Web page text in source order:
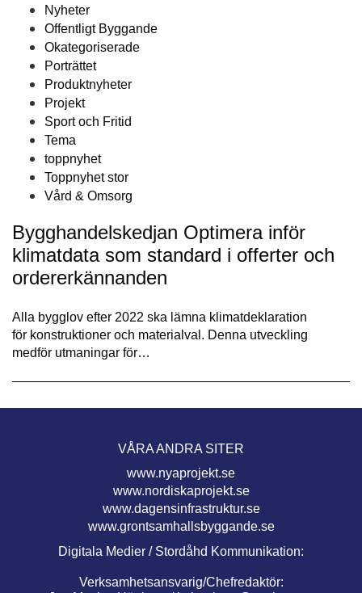
Nyheter
Offentligt Byggande
Okategoriserade
Porträttet
Produktnyheter
Projekt
Sport och Fritid
Tema
toppnyhet
Toppnyhet stor
Vård & Omsorg
Bygghandelskedjan Optimera inför
klimatdata som standard i offerter och
ordererkännanden
Alla bygglov efter 2022 ska lämna klimatdeklaration
för konstruktioner och materialval. Denna utveckling
medför utmaningar för…
VÅRA ANDRA SITER
www.nyaprojekt.se
www.nordiskaprojekt.se
www.dagensinfrastruktur.se
www.grontsamhallsbyggande.se
Digitala Medier / Stordåhd Kommunikation:
Verksamhetsansvarig/Chefredaktör: